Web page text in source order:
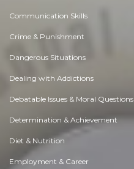
Communication Skills
Crime & Punishment
Dangerous Situations
Dealing with Addictions
Debatable Issues & Moral Questions
Determination & Achievement
Diet & Nutrition
Employment & Career